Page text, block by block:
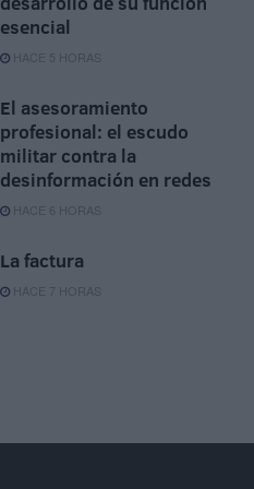
esencial
HACE 5 HORAS
El asesoramiento
profesional: el escudo
militar contra la
desinformación en redes
HACE 6 HORAS
La factura
HACE 7 HORAS